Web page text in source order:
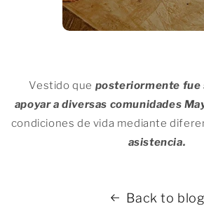
Vestido que posteriormente fue
apoyar a diversas comunidades
condiciones de vida mediante
asistencia.
Back to blog